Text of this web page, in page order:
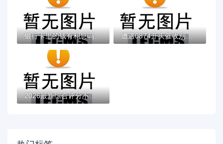
银行卡里的钱有利息吗？贷款用户必看的利息... 遭遇0874开头催收别慌张！三步教你正确处理...
2026最新综合评分不足去哪借钱（支持微信）...